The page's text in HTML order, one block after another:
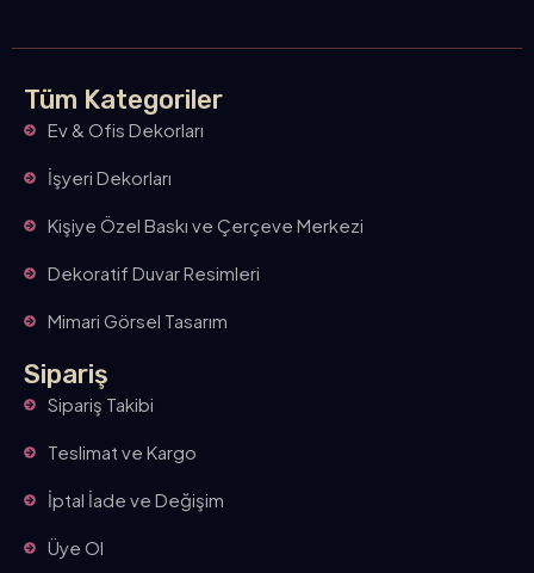
Tüm Kategoriler
Ev & Ofis Dekorları
İşyeri Dekorları
Kişiye Özel Baskı ve Çerçeve Merkezi
Dekoratif Duvar Resimleri
Mimari Görsel Tasarım
Sipariş
Sipariş Takibi
Teslimat ve Kargo
İptal İade ve Değişim
Üye Ol